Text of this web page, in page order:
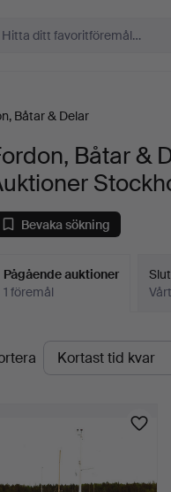
Båtar & Delar
Båtar &
Bevaka sökning
Pågående auktioner
1 föremål
Pågående